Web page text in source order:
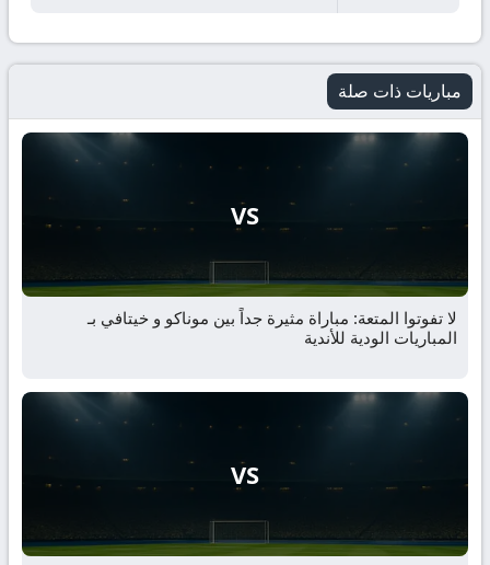
مباريات ذات صلة
VS
لا تفوتوا المتعة: مباراة مثيرة جداً بين موناكو و خيتافي بـ
المباريات الودية للأندية
VS